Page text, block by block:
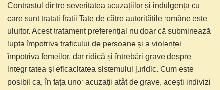
Contrastul dintre severitatea acuzațiilor și indulgența cu
care sunt tratați frații Tate de către autoritățile române este
uluitor. Acest tratament preferențial nu doar că subminează
lupta împotriva traficului de persoane și a violenței
împotriva femeilor, dar ridică și întrebări grave despre
integritatea și eficacitatea sistemului juridic. Cum este
posibil ca, în fața unor acuzații atât de grave, acești indivizi